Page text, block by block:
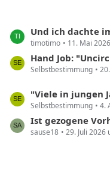
r
ä
g
e
L
e
t
z
e
e
Und ich dachte
timotimo 11. Mai
Hand Job: "Uncircumcised penises,
Selbstbestimmung
L
e
t
z
"Viele in jungen Jahren beschnittene
Selbstbestimmung 4.
Ist gezogene
sause18 29. Juli 2026